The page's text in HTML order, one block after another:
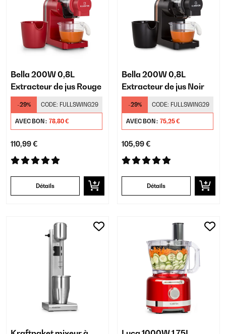
Bella 200W 0,8L
Extracteur de jus Rouge
-29% CODE: FULLSWING29
AVEC BON : 78,80 €
110,99 €
Détails
Bella 200W 0,8L
Extracteur de jus Noir
-29% CODE: FULLSWING29
AVEC BON : 75,25 €
105,99 €
Détails